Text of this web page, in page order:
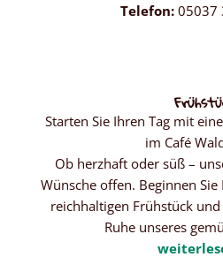
Telefon:05037
Starten Sie Ihren Tag mit
im Café
Ob herzhaft oder süß –
Wünsche offen. Beginnen
reichhaltigen Frühstück
Ruhe unseres